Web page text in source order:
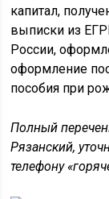
капитал,
выписки из
России,
оформление
пособия при
Полный
Рязанский,
телефону